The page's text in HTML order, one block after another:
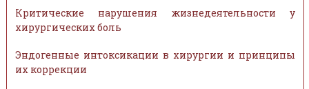
Критические нарушения жизнедеятельности у
хирургических боль
Эндогенные интоксикации в хирургии и принципы
их коррекции